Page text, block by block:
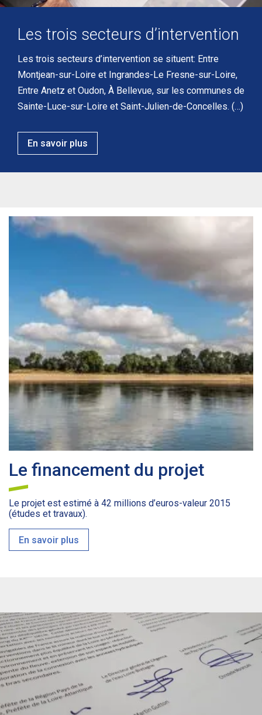
Les trois secteurs d’intervention
Les trois secteurs d’intervention se situent: Entre
Montjean-sur-Loire et Ingrandes-Le Fresne-sur-Loire,
Entre Anetz et Oudon, À Bellevue, sur les communes de
Sainte-Luce-sur-Loire et Saint-Julien-de-Concelles. (…)
En savoir plus
Le financement du projet
Le projet est estimé à 42 millions d’euros-valeur 2015
(études et travaux).
En savoir plus